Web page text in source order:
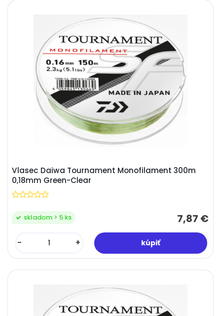
Vlasec Daiwa Tournament Monofilament 300m
0,18mm Green-Clear
7,87 €
skladom > 5 ks
- +